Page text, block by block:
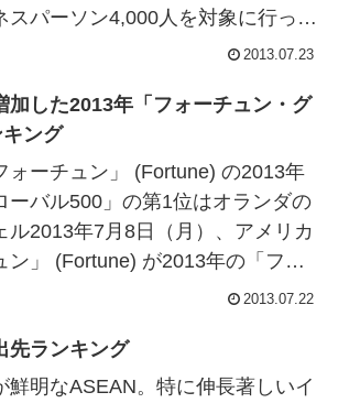
スパーソン4,000人を対象に行った
2013.07.23
加した2013年「フォーチュン・グ
ング
ォーチュン」 (Fortune) の2013年
ーバル500」の第1位はオランダの
ル2013年7月8日（月）、アメリカ
ン」 (Fortune) が2013年の「フォ
2013.07.22
先ランキング
鮮明なASEAN。特に伸長著しいイ